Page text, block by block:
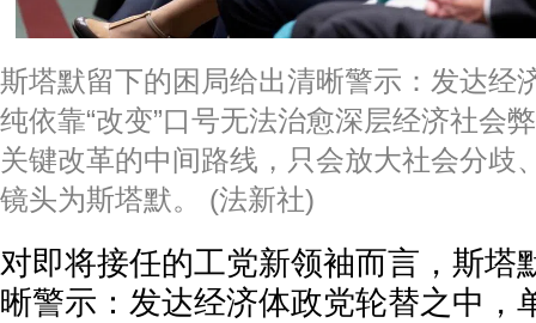
斯塔默留下的困局给出清晰警示：发达经
纯依靠“改变”口号无法治愈深层经济社会
关键改革的中间路线，只会放大社会分歧
镜头为斯塔默。 (法新社)
对即将接任的工党新领袖而言，斯塔
晰警示：发达经济体政党轮替之中，